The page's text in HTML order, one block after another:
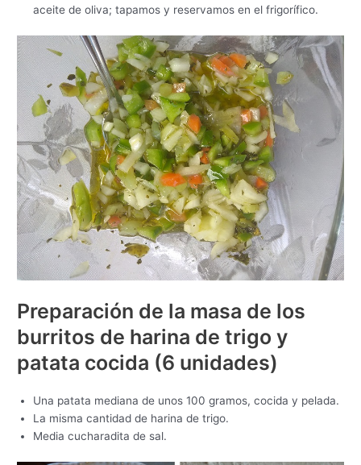
aceite de oliva; tapamos y reservamos en el frigorífico.
Preparación de la masa de los
burritos de harina de trigo y
patata cocida (6 unidades)
Una patata mediana de unos 100 gramos, cocida y pelada.
La misma cantidad de harina de trigo.
Media cucharadita de sal.